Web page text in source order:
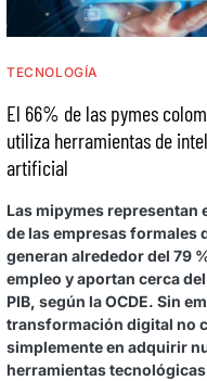
TECNOLOGÍA
El 66% de las pymes
utiliza herramientas de
artificial
Las mipymes representan
de las empresas formales
generan alrededor del 79
empleo y aportan cerca
PIB, según la OCDE. Sin
transformación digital no
simplemente en adquirir
herramientas